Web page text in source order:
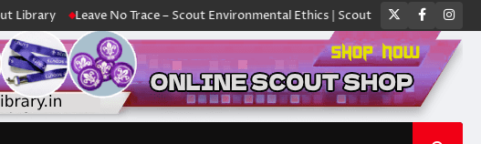
Leave No Trace – Scout Environmental Ethics | Scout Library ക്യാമ്പിൽ ഓരോ
Twitter